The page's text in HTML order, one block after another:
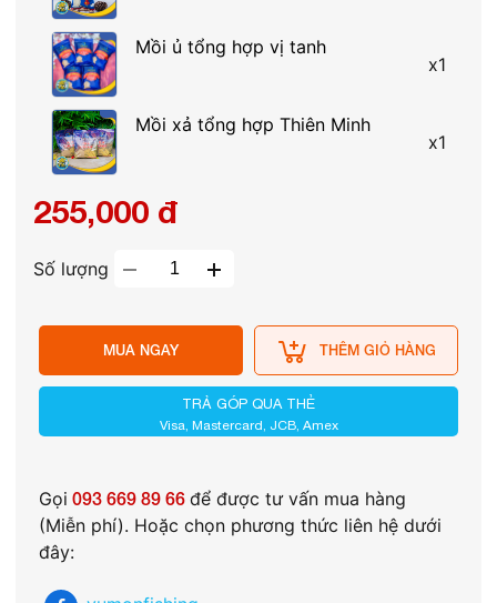
Mồi ủ tổng hợp vị tanh
x1
Mồi xả tổng hợp Thiên Minh
x1
255,000 đ
Số lượng
MUA NGAY THÊM GIỎ HÀNG
TRẢ GÓP QUA THẺ
Visa, Mastercard, JCB, Amex
Gọi 093 669 89 66 để được tư vấn mua hàng
(Miễn phí). Hoặc chọn phương thức liên hệ dưới
đây: